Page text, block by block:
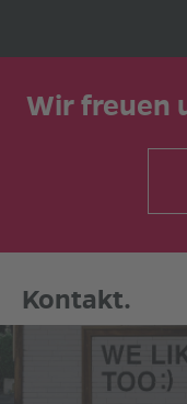
Wir freuen
Kontakt.